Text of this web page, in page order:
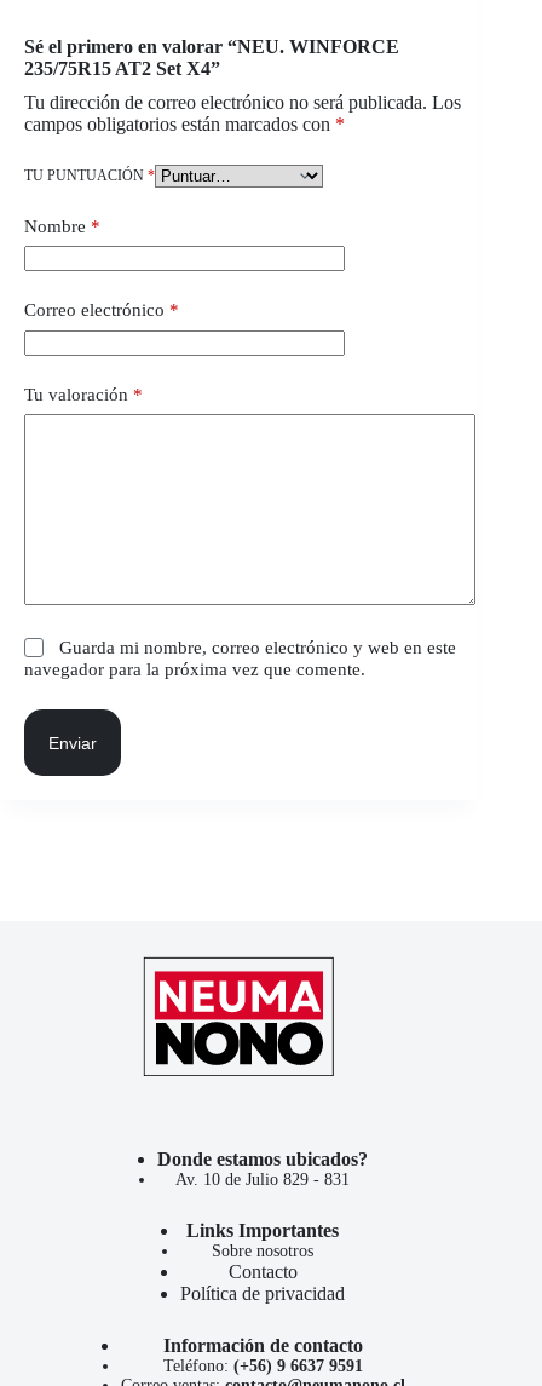
Sé el primero en valorar “NEU. WINFORCE
235/75R15 AT2 Set X4”
Tu dirección de correo electrónico no será publicada. Los
campos obligatorios están marcados con *
TU PUNTUACIÓN *
Nombre *
Correo electrónico *
Tu valoración *
Guarda mi nombre, correo electrónico y web en este
navegador para la próxima vez que comente.
Enviar
Donde estamos ubicados?
Av. 10 de Julio 829 - 831
Links Importantes
Sobre nosotros
Contacto
Política de privacidad
Información de contacto
Teléfono: (+56) 9 6637 9591